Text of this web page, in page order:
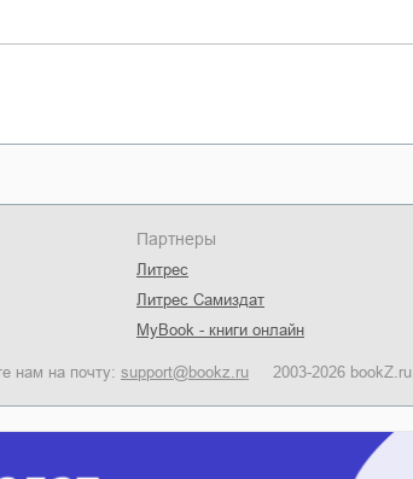
Партнеры
Литрес
Литрес Самиздат
MyBook - книги онлайн
нам на почту: support@bookz.ru 2003-2026 bookZ.ru